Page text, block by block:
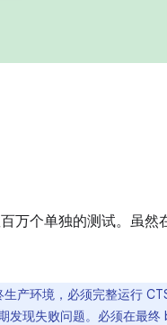
万个单独的测试。虽
产环境，必须完整运行
现失败问题。必须在最终